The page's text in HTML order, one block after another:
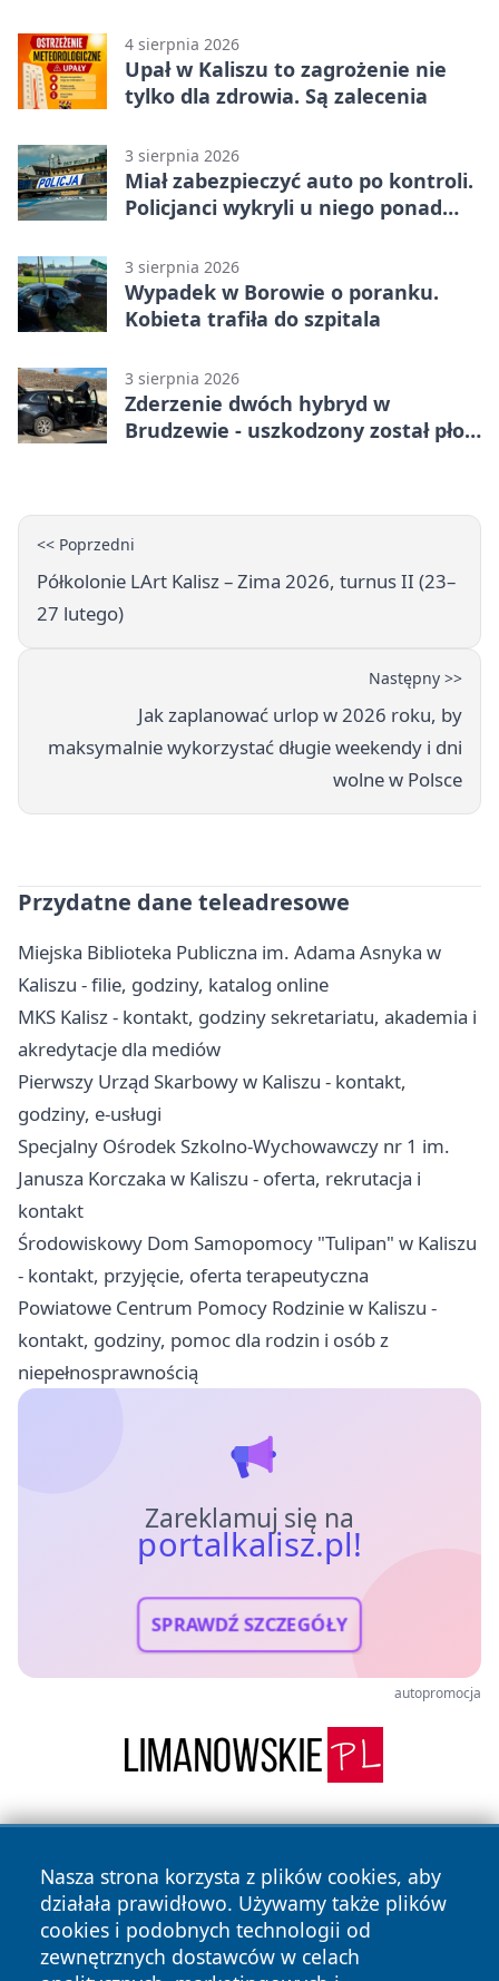
4 sierpnia 2026
Upał w Kaliszu to zagrożenie nie
tylko dla zdrowia. Są zalecenia
3 sierpnia 2026
Miał zabezpieczyć auto po kontroli.
Policjanci wykryli u niego ponad
3 sierpnia 2026
Wypadek w Borowie o poranku.
Kobieta trafiła do szpitala
3 sierpnia 2026
Zderzenie dwóch hybryd w
Brudzewie - uszkodzony został płot
<< Poprzedni
Półkolonie LArt Kalisz – Zima 2026, turnus II (23–
27 lutego)
Następny >>
Jak zaplanować urlop w 2026 roku, by
maksymalnie wykorzystać długie weekendy i dni
wolne w Polsce
Przydatne dane teleadresowe
Miejska Biblioteka Publiczna im. Adama Asnyka w
Kaliszu - filie, godziny, katalog online
MKS Kalisz - kontakt, godziny sekretariatu, akademia i
akredytacje dla mediów
Pierwszy Urząd Skarbowy w Kaliszu - kontakt,
godziny, e-usługi
Specjalny Ośrodek Szkolno-Wychowawczy nr 1 im.
Janusza Korczaka w Kaliszu - oferta, rekrutacja i
kontakt
Środowiskowy Dom Samopomocy "Tulipan" w Kaliszu
- kontakt, przyjęcie, oferta terapeutyczna
Powiatowe Centrum Pomocy Rodzinie w Kaliszu -
kontakt, godziny, pomoc dla rodzin i osób z
niepełnosprawnością
Zareklamuj się na
portalkalisz.pl!
SPRAWDŹ SZCZEGÓŁY
autopromocja
Nasza strona korzysta z plików cookies, aby
działała prawidłowo. Używamy także plików
cookies i podobnych technologii od
zewnętrznych dostawców w celach
Copyright © 2026 portalkalisz.pl Wszystkie prawa